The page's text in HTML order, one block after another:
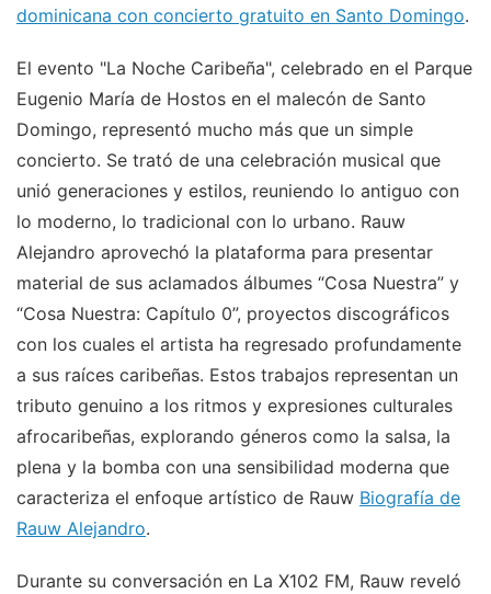
dominicana con concierto gratuito en Santo Domingo.
El evento "La Noche Caribeña", celebrado en el Parque
Eugenio María de Hostos en el malecón de Santo
Domingo, representó mucho más que un simple
concierto. Se trató de una celebración musical que
unió generaciones y estilos, reuniendo lo antiguo con
lo moderno, lo tradicional con lo urbano. Rauw
Alejandro aprovechó la plataforma para presentar
material de sus aclamados álbumes “Cosa Nuestra” y
“Cosa Nuestra: Capítulo 0”, proyectos discográficos
con los cuales el artista ha regresado profundamente
a sus raíces caribeñas. Estos trabajos representan un
tributo genuino a los ritmos y expresiones culturales
afrocaribeñas, explorando géneros como la salsa, la
plena y la bomba con una sensibilidad moderna que
caracteriza el enfoque artístico de Rauw Biografía de
Rauw Alejandro.
Durante su conversación en La X102 FM, Rauw reveló